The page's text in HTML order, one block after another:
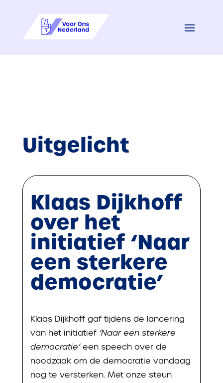
Uitgelicht
Klaas Dijkhoff
over het
initiatief ‘Naar
een sterkere
democratie’
Klaas Dijkhoff gaf tijdens de lancering
van het initiatief ‘Naar een sterkere
democratie’een speech over de
noodzaak om de democratie vandaag
nog te versterken. Met onze steun